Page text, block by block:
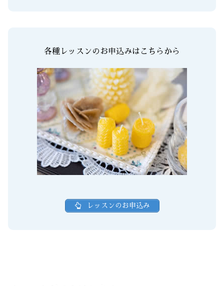
各種レッスンのお申込みはこちらから
レッスンのお申込み